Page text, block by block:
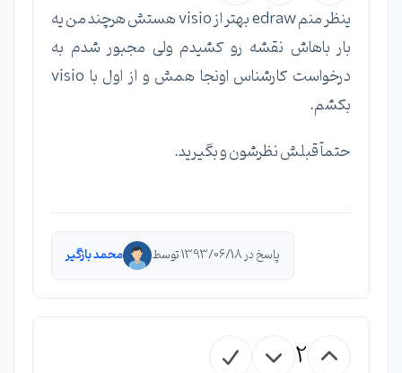
ینظر منم edraw بهتر از visio هستش هرچند من یه
بار باهاش نقشه رو کشیدم ولی مجبور شدم به
درخواست کارشناس اونجا همش و از اول با visio
بکشم.
حتمآ قبلش نظرشون و بگیرید.
پاسخ در 1393/06/18 توسط محمد بازگیر
2